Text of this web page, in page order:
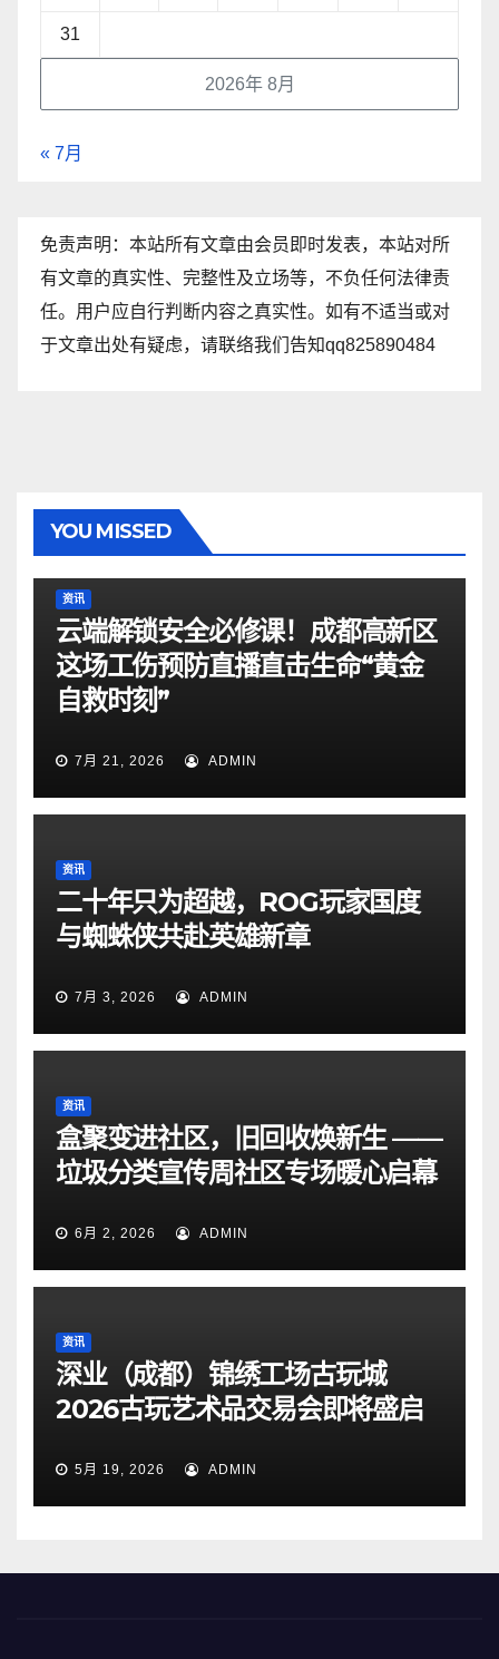
2026年 8月
31
« 7月
免责声明：本站所有文章由会员即时发表，本站对所
有文章的真实性、完整性及立场等，不负任何法律责
任。用户应自行判断内容之真实性。如有不适当或对
于文章出处有疑虑，请联络我们告知qq825890484
YOU MISSED
资讯
云端解锁安全必修课！成都高新区
这场工伤预防直播直击生命“黄金
自救时刻”
7月 21, 2026 ADMIN
资讯
二十年只为超越，ROG玩家国度
与蜘蛛侠共赴英雄新章
7月 3, 2026 ADMIN
资讯
盒聚变进社区，旧回收焕新生 ——
垃圾分类宣传周社区专场暖心启幕
6月 2, 2026 ADMIN
资讯
深业（成都）锦绣工场古玩城
2026古玩艺术品交易会即将盛启
5月 19, 2026 ADMIN